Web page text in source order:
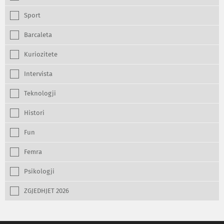
Sport
Barcaleta
Kuriozitete
Intervista
Teknologji
Histori
Fun
Femra
Psikologji
ZGJEDHJET 2026